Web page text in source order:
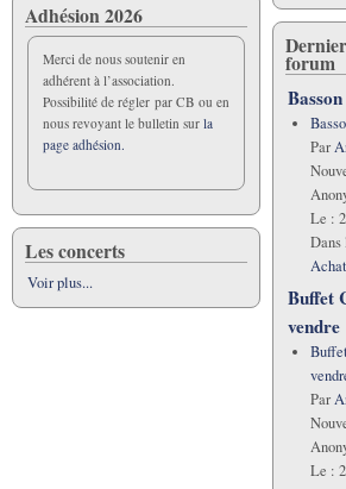
Adhésion 2026
Merci de nous soutenir en
adhérent à l’association.
Possibilité de régler par CB ou en
nous revoyant le bulletin sur la
page adhésion.
Les concerts
Voir plus...
forum
Par
Le :
Dans
Buffet
vendre
Par
Le :